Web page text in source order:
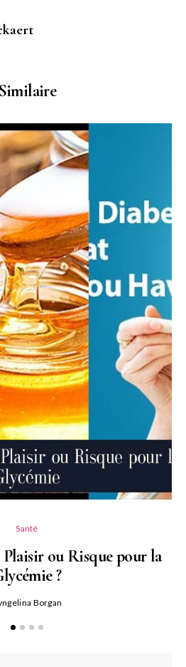
Similaire
Santé
ou Risque pour la
?
Borgan